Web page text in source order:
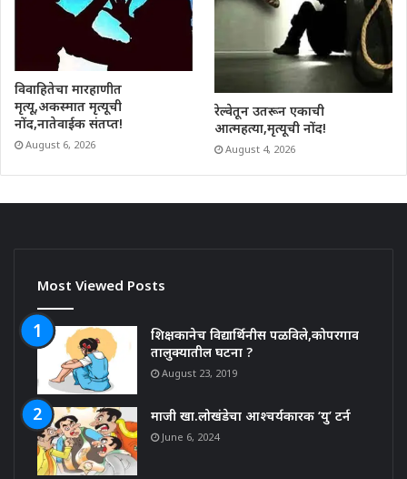
विवाहितेचा मारहाणीत
मृत्यू,अकस्मात मृत्यूची
नोंद,नातेवाईक संतप्त!
August 6, 2026
रेल्वेतून उतरून एकाची
आत्महत्या,मृत्यूची नोंद!
August 4, 2026
Most Viewed Posts
शिक्षकानेच विद्यार्थिनीस पळविले,कोपरगाव
तालुक्यातील घटना ?
August 23, 2019
माजी खा.लोखंडेचा आश्चर्यकारक ‘यु’ टर्न
June 6, 2024